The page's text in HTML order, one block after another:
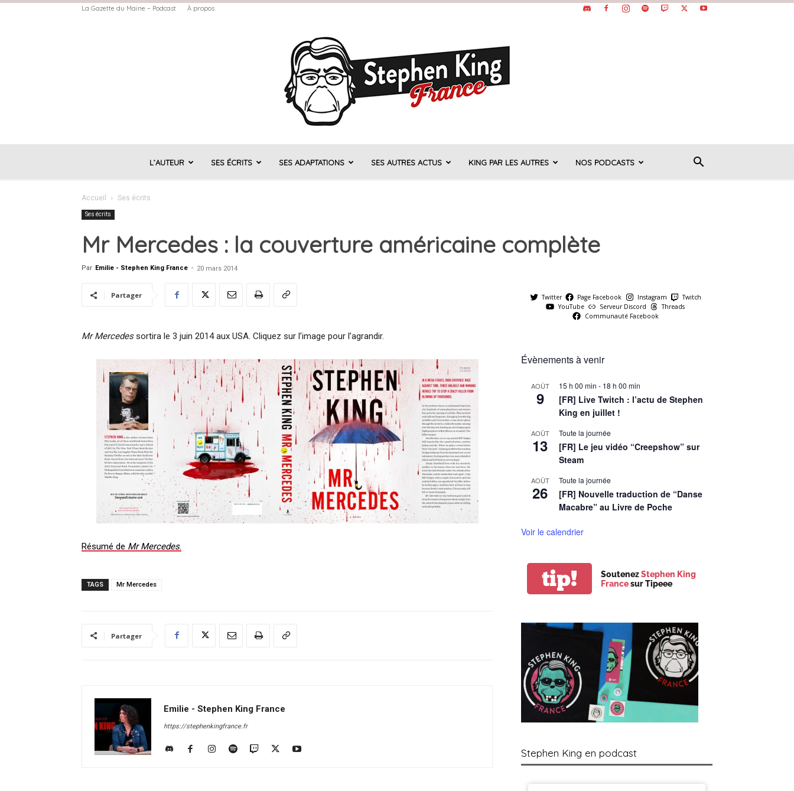
La Gazette du Maine – Podcast À propos
Stephen
King
L’AUTEUR SES ÉCRITS SES ADAPTATIONS SES AUTRES ACTUS KING PAR LES AUTRES NOS PODCASTS
Accueil Ses écrits
Ses écrits
Mr Mercedes : la couverture américaine complète
Par Emilie - Stephen King France - 20 mars 2014
Partager
Mr Mercedessortira le 3 juin 2014 aux USA. Cliquez sur l’image pour l’agrandir.
Résumé de Mr Mercedes.
TAGS Mr Mercedes
Partager
Emilie - Stephen King France
https://stephenkingfrance.fr
Twitter Page Facebook Instagram
Twitch
YouTube
Serveur Discord
Threads
Communauté Facebook
Évènements à venir
AOÛT
9
15 h 00 min - 18 h 00 min
[FR] Live Twitch : l’actu de Stephen
King en juillet !
AOÛT
13
Toute la journée
[FR] Le jeu vidéo “Creepshow” sur
Steam
AOÛT
26
Toute la journée
[FR] Nouvelle traduction de “Danse
Macabre” au Livre de Poche
Voir le calendrier
tip! SoutenezStephen King
Francesur Tipeee
Stephen King en podcast